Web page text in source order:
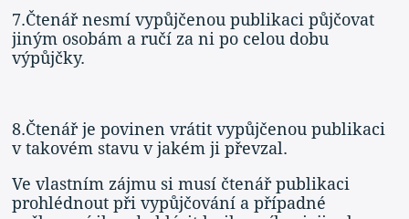
7.Čtenář nesmí vypůjčenou publikaci půjčovat
jiným osobám a ručí za ni po celou dobu
výpůjčky.
8.Čtenář je povinen vrátit vypůjčenou publikaci
v takovém stavu v jakém ji převzal.
Ve vlastním zájmu si musí čtenář publikaci
prohlédnout při vypůjčování a případné